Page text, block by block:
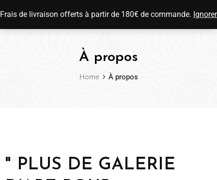
Frais de livraison offerts à partir de 180€ de commande. Ignorer
À propos
Home À propos
" PLUS DE GALERIE